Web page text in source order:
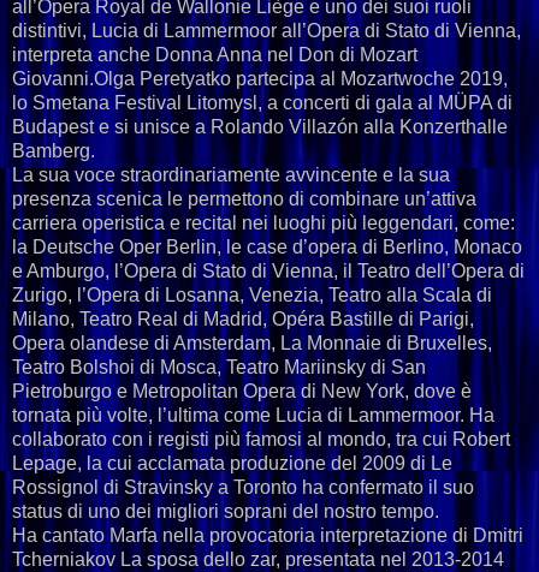
all’Opera Royal de Wallonie Liège e uno dei suoi ruoli
distintivi, Lucia di Lammermoor all’Opera di Stato di Vienna,
interpreta anche Donna Anna nel Don di Mozart
Giovanni.Olga Peretyatko partecipa al Mozartwoche 2019,
lo Smetana Festival Litomysl, a concerti di gala al MÜPA di
Budapest e si unisce a Rolando Villazón alla Konzerthalle
Bamberg.
La sua voce straordinariamente avvincente e la sua
presenza scenica le permettono di combinare un’attiva
carriera operistica e recital nei luoghi più leggendari, come:
la Deutsche Oper Berlin, le case d’opera di Berlino, Monaco
e Amburgo, l’Opera di Stato di Vienna, il Teatro dell’Opera di
Zurigo, l’Opera di Losanna, Venezia, Teatro alla Scala di
Milano, Teatro Real di Madrid, Opéra Bastille di Parigi,
Opera olandese di Amsterdam, La Monnaie di Bruxelles,
Teatro Bolshoi di Mosca, Teatro Mariinsky di San
Pietroburgo e Metropolitan Opera di New York, dove è
tornata più volte, l’ultima come Lucia di Lammermoor. Ha
collaborato con i registi più famosi al mondo, tra cui Robert
Lepage, la cui acclamata produzione del 2009 di Le
Rossignol di Stravinsky a Toronto ha confermato il suo
status di uno dei migliori soprani del nostro tempo.
Ha cantato Marfa nella provocatoria interpretazione di Dmitri
Tcherniakov La sposa dello zar, presentata nel 2013-2014